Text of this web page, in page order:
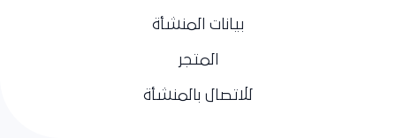
بيانات المنشأة
المتجر
للاتصال بالمنشأة